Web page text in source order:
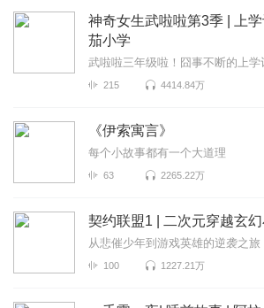
神奇女生武啦啦第3季 | 上
茄小学
武啦啦三年级啦！囧事不断的上学
215 4414.84万
《伊索寓言》
每个小故事都有一个大道理
63 2265.22万
契约联盟1 | 二次元穿越玄
从悲催少年到游戏英雄的逆袭之旅
100 1227.21万